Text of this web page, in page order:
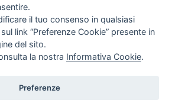
Costante | Registrazione al Tribunale Civile
il tuo consenso in qualsiasi
link “Preferenze Cookie” presente in
del sito.
la nostra Informativa Cookie.
Preferenze